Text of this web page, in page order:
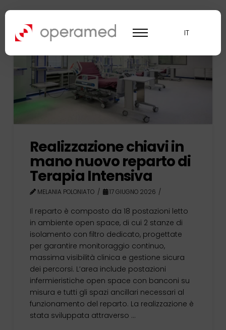
IT
Realizzazione chiavi in
mano nuovo reparto di
Terapia Intensiva
MELANIA POLONIATO 17 GIUGNO 2026
Il reparto è composto da 18 postazioni letto
in ambiente open space, di cui 2 stanze di
isolamento con filtro dedicato, progettate
per garantire monitoraggio continuo,
massima visibilità clinica e gestione sicura
dei percorsi. L’area include postazioni
infermieristiche open space con banconi su
misura e tutti gli spazi ancillari necessari al
funzionamento del reparto. La realizzazione è
stata sviluppata attraverso …